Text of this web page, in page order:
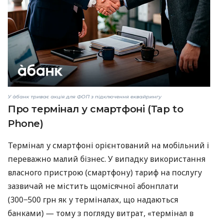
У àбанк триває акція для ФОП з підключення еквайрингу
Про термінал у смартфоні (Tap to
Phone)
Термінал у смартфоні орієнтований на мобільний і
переважно малий бізнес. У випадку використання
власного пристрою (смартфону) тариф на послугу
зазвичай не містить щомісячної абонплати
(300−500 грн як у терміналах, що надаються
банками) — тому з погляду витрат, «термінал в